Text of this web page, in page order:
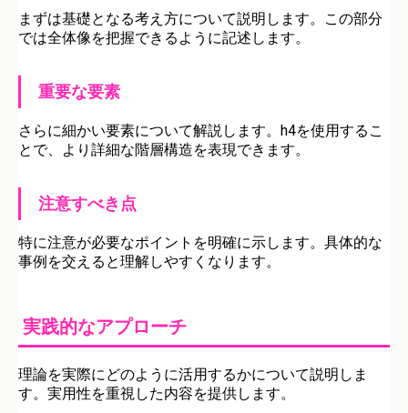
まずは基礎となる考え方について説明します。この部分
では全体像を把握できるように記述します。
重要な要素
さらに細かい要素について解説します。h4を使用するこ
とで、より詳細な階層構造を表現できます。
注意すべき点
特に注意が必要なポイントを明確に示します。具体的な
事例を交えると理解しやすくなります。
実践的なアプローチ
理論を実際にどのように活用するかについて説明しま
す。実用性を重視した内容を提供します。